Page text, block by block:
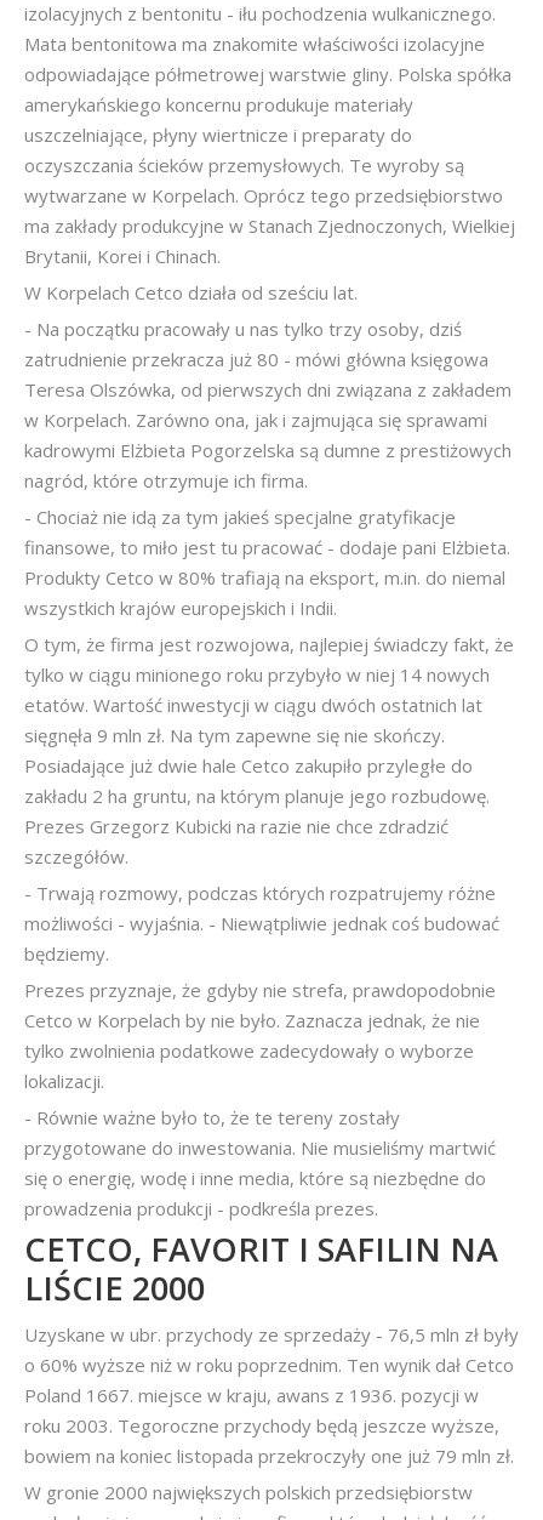
izolacyjnych z bentonitu - iłu pochodzenia wulkanicznego.
Mata bentonitowa ma znakomite właściwości izolacyjne
odpowiadające półmetrowej warstwie gliny. Polska spółka
amerykańskiego koncernu produkuje materiały
uszczelniające, płyny wiertnicze i preparaty do
oczyszczania ścieków przemysłowych. Te wyroby są
wytwarzane w Korpelach. Oprócz tego przedsiębiorstwo
ma zakłady produkcyjne w Stanach Zjednoczonych, Wielkiej
Brytanii, Korei i Chinach.
W Korpelach Cetco działa od sześciu lat.
- Na początku pracowały u nas tylko trzy osoby, dziś
zatrudnienie przekracza już 80 - mówi główna księgowa
Teresa Olszówka, od pierwszych dni związana z zakładem
w Korpelach. Zarówno ona, jak i zajmująca się sprawami
kadrowymi Elżbieta Pogorzelska są dumne z prestiżowych
nagród, które otrzymuje ich firma.
- Chociaż nie idą za tym jakieś specjalne gratyfikacje
finansowe, to miło jest tu pracować - dodaje pani Elżbieta.
Produkty Cetco w 80% trafiają na eksport, m.in. do niemal
wszystkich krajów europejskich i Indii.
O tym, że firma jest rozwojowa, najlepiej świadczy fakt, że
tylko w ciągu minionego roku przybyło w niej 14 nowych
etatów. Wartość inwestycji w ciągu dwóch ostatnich lat
sięgnęła 9 mln zł. Na tym zapewne się nie skończy.
Posiadające już dwie hale Cetco zakupiło przyległe do
zakładu 2 ha gruntu, na którym planuje jego rozbudowę.
Prezes Grzegorz Kubicki na razie nie chce zdradzić
szczegółów.
- Trwają rozmowy, podczas których rozpatrujemy różne
możliwości - wyjaśnia. - Niewątpliwie jednak coś budować
będziemy.
Prezes przyznaje, że gdyby nie strefa, prawdopodobnie
Cetco w Korpelach by nie było. Zaznacza jednak, że nie
tylko zwolnienia podatkowe zadecydowały o wyborze
lokalizacji.
- Równie ważne było to, że te tereny zostały
przygotowane do inwestowania. Nie musieliśmy martwić
się o energię, wodę i inne media, które są niezbędne do
prowadzenia produkcji - podkreśla prezes.
CETCO, FAVORIT I SAFILIN NA
LIŚCIE 2000
Uzyskane w ubr. przychody ze sprzedaży - 76,5 mln zł były
o 60% wyższe niż w roku poprzednim. Ten wynik dał Cetco
Poland 1667. miejsce w kraju, awans z 1936. pozycji w
roku 2003. Tegoroczne przychody będą jeszcze wyższe,
bowiem na koniec listopada przekroczyły one już 79 mln zł.
W gronie 2000 największych polskich przedsiębiorstw